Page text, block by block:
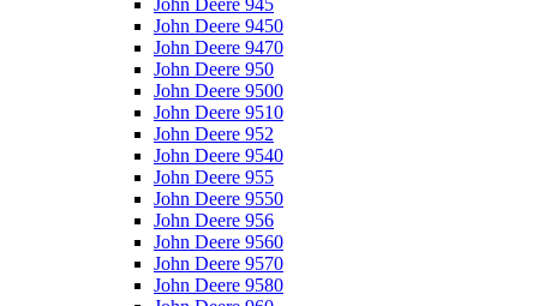
John Deere 945
John Deere 9450
John Deere 9470
John Deere 950
John Deere 9500
John Deere 9510
John Deere 952
John Deere 9540
John Deere 955
John Deere 9550
John Deere 956
John Deere 9560
John Deere 9570
John Deere 9580